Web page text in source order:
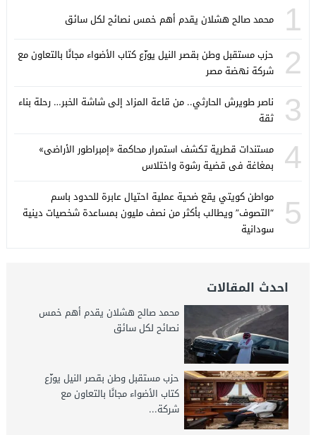
1 محمد صالح هشلان يقدم أهم خمس نصائح لكل سائق
2
حزب مستقبل وطن بقصر النيل يوزّع كتاب الأضواء مجانًا بالتعاون مع
شركة نهضة مصر
3
ناصر طويرش الحارثي.. من قاعة المزاد إلى شاشة الخبر… رحلة بناء
ثقة
4
مستندات قطرية تكشف استمرار محاكمة «إمبراطور الأراضى»
بمغاغة فى قضية رشوة واختلاس
5
مواطن كويتي يقع ضحية عملية احتيال عابرة للحدود باسم
“التصوف” ويطالب بأكثر من نصف مليون بمساعدة شخصيات دينية
سودانية
احدث المقالات
محمد صالح هشلان يقدم أهم خمس
نصائح لكل سائق
حزب مستقبل وطن بقصر النيل يوزّع
كتاب الأضواء مجانًا بالتعاون مع
شركة...